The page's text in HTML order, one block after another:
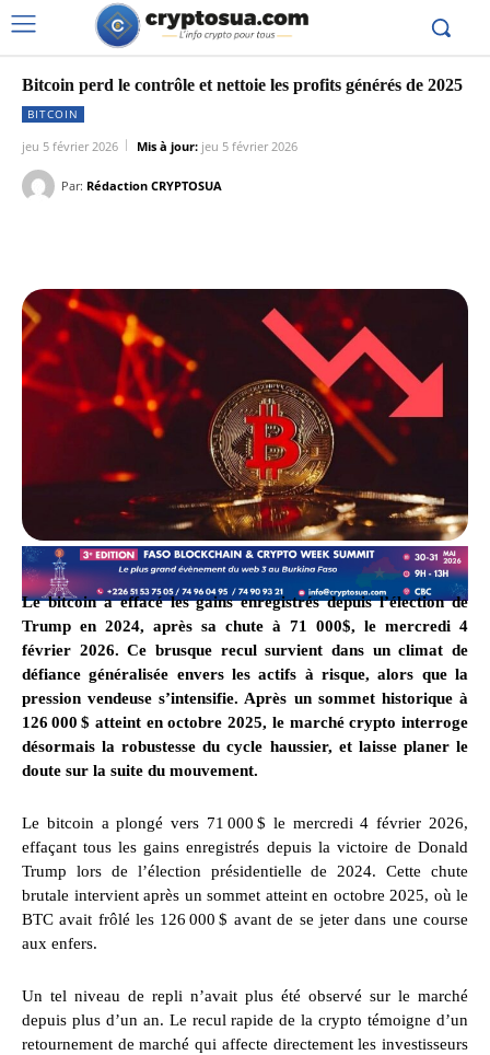
Bitcoin perd le contrôle et nettoie les profits générés de 2025
BITCOIN
jeu 5 février 2026 Mis à jour: jeu 5 février 2026
Par: Rédaction CRYPTOSUA
Le bitcoin a effacé les gains enregistrés depuis l’élection de
Trump en 2024, après sa chute à 71 000$, le mercredi 4
février 2026. Ce brusque recul survient dans un climat de
défiance généralisée envers les actifs à risque, alors que la
pression vendeuse s’intensifie. Après un sommet historique à
126 000 $ atteint en octobre 2025, le marché crypto interroge
désormais la robustesse du cycle haussier, et laisse planer le
doute sur la suite du mouvement.
Le bitcoin a plongé vers 71 000 $ le mercredi 4 février 2026,
effaçant tous les gains enregistrés depuis la victoire de Donald
Trump lors de l’élection présidentielle de 2024. Cette chute
brutale intervient après un sommet atteint en octobre 2025, où le
BTC avait frôlé les 126 000 $ avant de se jeter dans une course
aux enfers.
Un tel niveau de repli n’avait plus été observé sur le marché
depuis plus d’un an. Le recul rapide de la crypto témoigne d’un
retournement de marché qui affecte directement les investisseurs